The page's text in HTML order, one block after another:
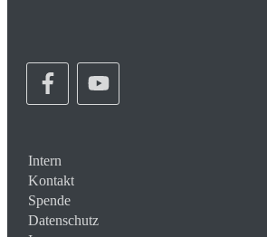
Intern
Kontakt
Spende
Datenschutz